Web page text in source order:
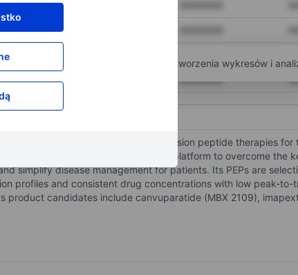
XXXXXXX
do większej ilości narzędzi do tworzenia wykresów i
and development of novel precision peptide therapies for
Endocrine Peptide, or PEP, platform to overcome the
simplify disease management for patients. Its PEPs are
profiles and consistent drug concentrations with low peak-to-
product candidates include canvuparatide (MBX 2109),